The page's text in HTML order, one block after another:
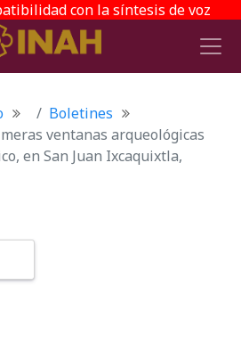
con la síntesis de voz
Boletines
ventanas arqueológicas
en San Juan Ixcaquixtla,